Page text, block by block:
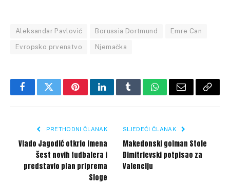
Aleksandar Pavlović Borussia Dortmund Emre Can
Evropsko prvenstvo Njemačka
FacebookTwitterPinterestLinkedInTumblrWhatsApp
Email Copy
PRETHODNI ČLANAK
Vlado Jagodić otkrio imena
šest novih fudbalera i
predstavio plan priprema
Sloge
SLJEDEĆI ČLANAK
Makedonski golman Stole
Dimitrievski potpisao za
Valenciju